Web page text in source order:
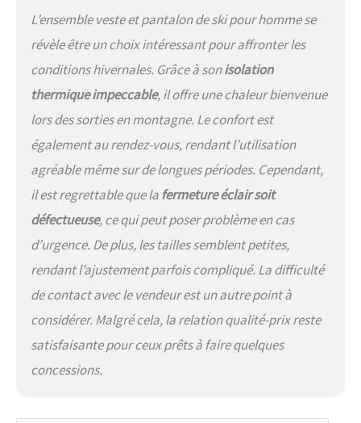
L’ensemble veste et pantalon de ski pour homme se
révèle être un choix intéressant pour affronter les
conditions hivernales. Grâce à sonisolation
thermique impeccable, il offre une chaleur bienvenue
lors des sorties en montagne. Le confort est
également au rendez-vous, rendant l’utilisation
agréable même sur de longues périodes. Cependant,
il est regrettable que lafermeture éclair soit
défectueuse, ce qui peut poser problème en cas
d’urgence. De plus, les tailles semblent petites,
rendant l’ajustement parfois compliqué. La difficulté
de contact avec le vendeur est un autre point à
considérer. Malgré cela, la relation qualité-prix reste
satisfaisante pour ceux prêts à faire quelques
concessions.